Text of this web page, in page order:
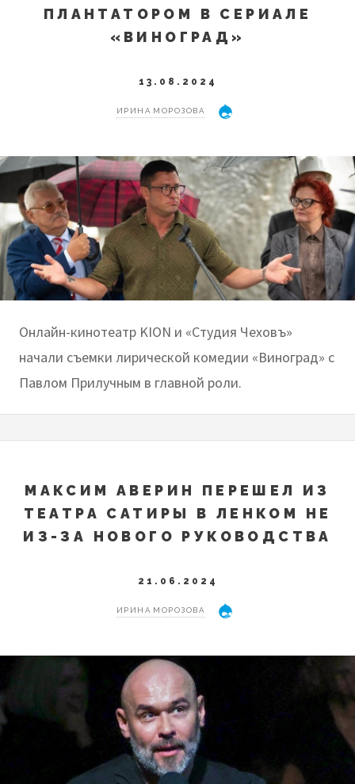
ПЛАНТАТОРОМ В СЕРИАЛЕ
«ВИНОГРАД»
13.08.2024
ИРИНА МОРОЗОВА
Онлайн-кинотеатр KION и «Студия Чеховъ»
начали съемки лирической комедии «Виноград» с
Павлом Прилучным в главной роли.
МАКСИМ АВЕРИН ПЕРЕШЕЛ ИЗ
ТЕАТРА САТИРЫ В ЛЕНКОМ НЕ
ИЗ-ЗА НОВОГО РУКОВОДСТВА
21.06.2024
ИРИНА МОРОЗОВА